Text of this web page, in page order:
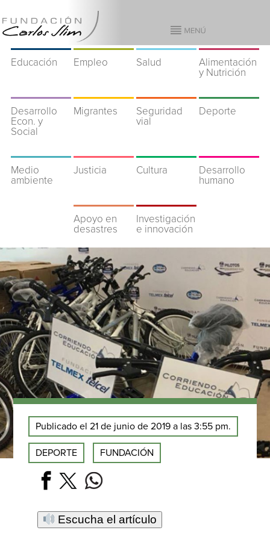
Educación Empleo Salud
Alimentación
y Nutrición
Desarrollo
Econ. y
Social
Migrantes
Seguridad
vial
Deporte
Medio
ambiente
Justicia Cultura
Desarrollo
humano
Apoyo en
desastres
Investigación
e innovación
Publicado el 21 de junio de 2019 a las 3:55 pm.
DEPORTE FUNDACIÓN
Escucha el artículo